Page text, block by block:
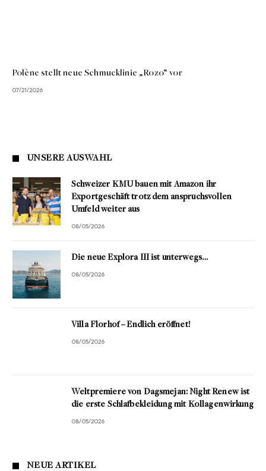
Polène stellt neue Schmucklinie „Rozo“ vor
07/21/2026
UNSERE AUSWAHL
Schweizer KMU bauen mit Amazon ihr
Exportgeschäft trotz dem anspruchsvollen
Umfeld weiter aus
08/05/2026
Die neue Explora III ist unterwegs…
08/05/2026
Villa Florhof – Endlich eröffnet!
08/05/2026
Weltpremiere von Dagsmejan: Night Renew ist
die erste Schlafbekleidung mit Kollagenwirkung
08/05/2026
NEUE ARTIKEL